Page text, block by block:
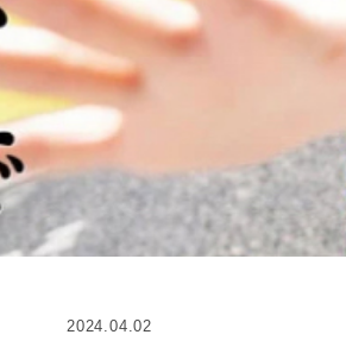
2024.04.02